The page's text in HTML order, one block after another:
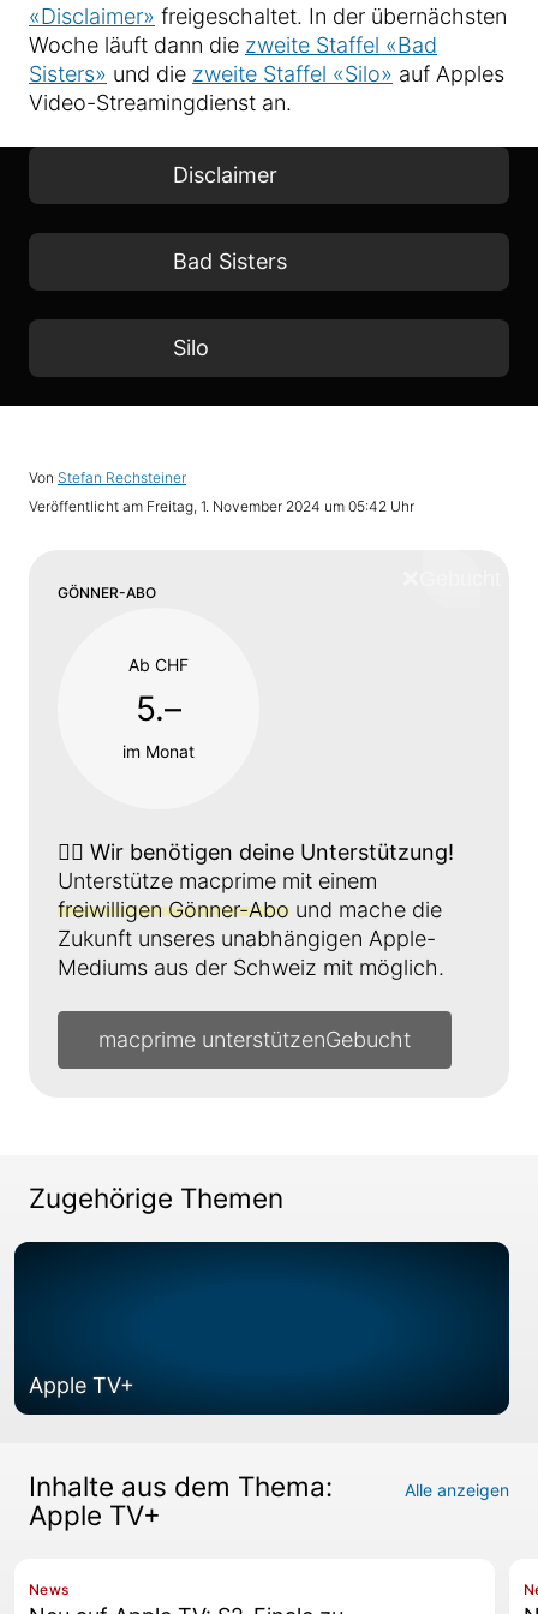
«Disclaimer» freigeschaltet. In der übernächsten
Woche läuft dann die zweite Staffel «Bad
Sisters» und die zweite Staffel «Silo» auf Apples
Video-Streamingdienst an.
Disclaimer
Bad Sisters
Silo
Von Stefan Rechsteiner
Veröffentlicht am Freitag, 1. November 2024 um 05:42 Uhr
GÖNNER-ABO
Ab CHF
5.–
im Monat
👉🏼 Wir benötigen deine Unterstützung!
Unterstütze macprime mit einem
freiwilligen Gönner-Abo und mache die
Zukunft unseres unabhängigen Apple-
Mediums aus der Schweiz mit möglich.
macprime unterstützen
Zugehörige Themen
Apple TV+
Inhalte aus dem Thema:
Apple TV+
Alle anzeigen
News